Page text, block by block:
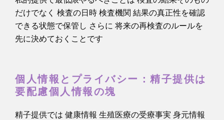
だけでなく 検査の日時 検査機関 結果の真正性を確認
できる状態で保管し さらに 将来の再検査のルールを
先に決めておくことです
個人情報とプライバシー：精子提供は
要配慮個人情報の塊
精子提供では 健康情報 生殖医療の受療事実 身元情報